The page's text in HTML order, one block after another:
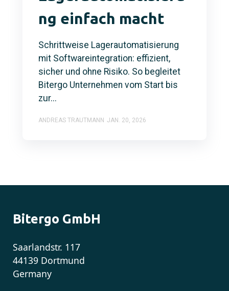
ng einfach macht
Schrittweise Lagerautomatisierung
mit Softwareintegration: effizient,
sicher und ohne Risiko. So begleitet
Bitergo Unternehmen vom Start bis
zur...
ANDREAS TRAUTMANN JAN. 20, 2026
Bitergo GmbH
Saarlandstr. 117
44139 Dortmund
Germany